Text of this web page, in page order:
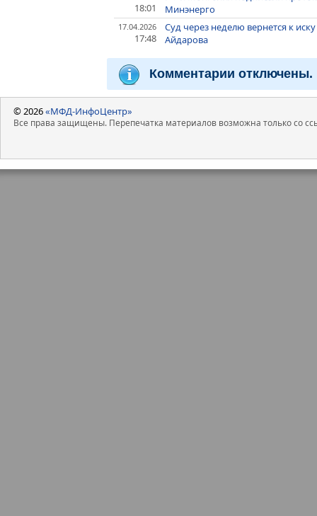
18:01
Минэнерго
17.04.2026
17:48
Суд через неделю вернется к
Айдарова
Комментарии отключены.
© 2026«МФД-ИнфоЦентр»
Все права защищены. Перепечатка материалов возможна только со